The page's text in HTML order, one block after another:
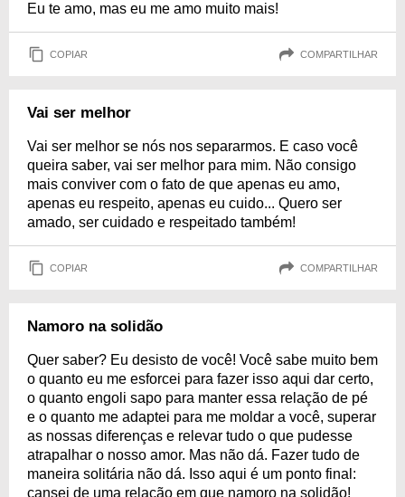
Eu te amo, mas eu me amo muito mais!
COPIAR COMPARTILHAR
Vai ser melhor
Vai ser melhor se nós nos separarmos. E caso você
queira saber, vai ser melhor para mim. Não consigo
mais conviver com o fato de que apenas eu amo,
apenas eu respeito, apenas eu cuido... Quero ser
amado, ser cuidado e respeitado também!
COPIAR COMPARTILHAR
Namoro na solidão
Quer saber? Eu desisto de você! Você sabe muito bem
o quanto eu me esforcei para fazer isso aqui dar certo,
o quanto engoli sapo para manter essa relação de pé
e o quanto me adaptei para me moldar a você, superar
as nossas diferenças e relevar tudo o que pudesse
atrapalhar o nosso amor. Mas não dá. Fazer tudo de
maneira solitária não dá. Isso aqui é um ponto final:
cansei de uma relação em que namoro na solidão!